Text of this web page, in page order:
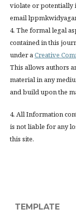
violate or potentially
email
4. The formal legal
contained in this
under aCreative
This allows authors
material in any
and build upon the
4. All Information
is not liable for any
this site.
TEMPLATE